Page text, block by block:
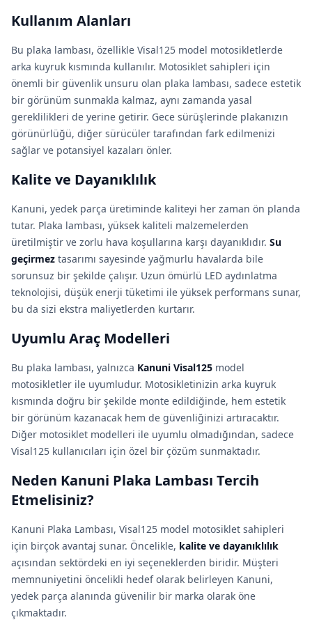
Kullanım Alanları
Bu plaka lambası, özellikle Visal125 model motosikletlerde
arka kuyruk kısmında kullanılır. Motosiklet sahipleri için
önemli bir güvenlik unsuru olan plaka lambası, sadece estetik
bir görünüm sunmakla kalmaz, aynı zamanda yasal
gereklilikleri de yerine getirir. Gece sürüşlerinde plakanızın
görünürlüğü, diğer sürücüler tarafından fark edilmenizi
sağlar ve potansiyel kazaları önler.
Kalite ve Dayanıklılık
Kanuni, yedek parça üretiminde kaliteyi her zaman ön planda
tutar. Plaka lambası, yüksek kaliteli malzemelerden
üretilmiştir ve zorlu hava koşullarına karşı dayanıklıdır. Su
geçirmez tasarımı sayesinde yağmurlu havalarda bile
sorunsuz bir şekilde çalışır. Uzun ömürlü LED aydınlatma
teknolojisi, düşük enerji tüketimi ile yüksek performans sunar,
bu da sizi ekstra maliyetlerden kurtarır.
Uyumlu Araç Modelleri
Bu plaka lambası, yalnızca Kanuni Visal125 model
motosikletler ile uyumludur. Motosikletinizin arka kuyruk
kısmında doğru bir şekilde monte edildiğinde, hem estetik
bir görünüm kazanacak hem de güvenliğinizi artıracaktır.
Diğer motosiklet modelleri ile uyumlu olmadığından, sadece
Visal125 kullanıcıları için özel bir çözüm sunmaktadır.
Neden Kanuni Plaka Lambası Tercih
Etmelisiniz?
Kanuni Plaka Lambası, Visal125 model motosiklet sahipleri
için birçok avantaj sunar. Öncelikle, kalite ve dayanıklılık
açısından sektördeki en iyi seçeneklerden biridir. Müşteri
memnuniyetini öncelikli hedef olarak belirleyen Kanuni,
yedek parça alanında güvenilir bir marka olarak öne
çıkmaktadır.